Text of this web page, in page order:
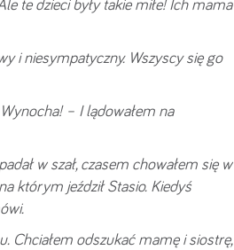
i niesympatyczny. Wszyscy się go
– I lądowałem na
w szał, czasem chowałem się w
którym jeździł Stasio. Kiedyś
Chciałem odszukać mamę i siostrę,